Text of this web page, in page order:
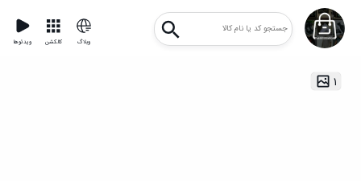
ویدئوها کالکشن وبلاگ
۱